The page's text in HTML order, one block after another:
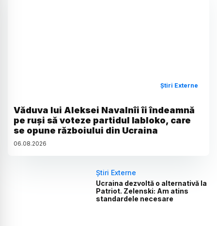
Știri Externe
Văduva lui Aleksei Navalnîi îi îndeamnă
pe ruși să voteze partidul Iabloko, care
se opune războiului din Ucraina
06.08.2026
Știri Externe
Ucraina dezvoltă o alternativă la
Patriot. Zelenski: Am atins
standardele necesare